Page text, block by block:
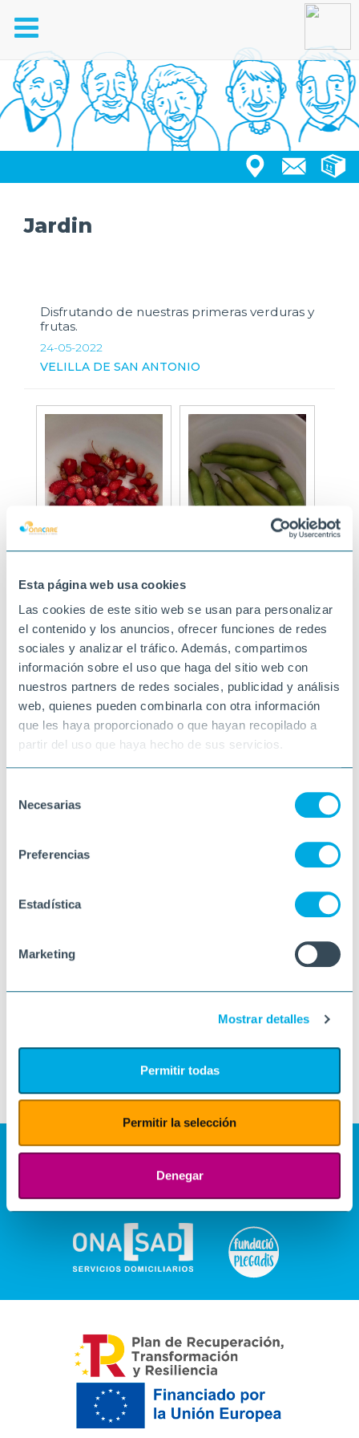
Esta página web usa cookies
Las cookies de este sitio web se usan para personalizar
el contenido y los anuncios, ofrecer funciones de redes
sociales y analizar el tráfico. Además, compartimos
información sobre el uso que haga del sitio web con
nuestros partners de redes sociales, publicidad y análisis
web, quienes pueden combinarla con otra información
que les haya proporcionado o que hayan recopilado a
partir del uso que haya hecho de sus servicios.
Necesarias
Preferencias
Estadística
Marketing
Mostrar detalles
Permitir todas
Permitir la selección
Denegar
Toggle
navigation
Jardin
Disfrutando de nuestras primeras verduras y
frutas.
24-05-2022
VELILLA DE SAN ANTONIO